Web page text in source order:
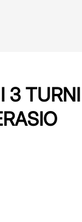
3 TURNI